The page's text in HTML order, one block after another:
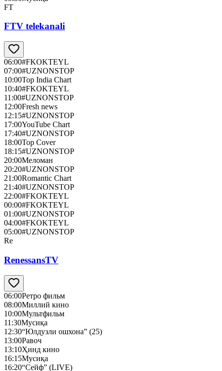
FT
FTV telekanali
06:00#FKOKTEYL
07:00#UZNONSTOP
10:00Top India Chart
10:40#FKOKTEYL
11:00#UZNONSTOP
12:00Fresh news
12:15#UZNONSTOP
17:00YouTube Chart
17:40#UZNONSTOP
18:00Top Cover
18:15#UZNONSTOP
20:00Меломан
20:20#UZNONSTOP
21:00Romantic Chart
21:40#UZNONSTOP
22:00#FKOKTEYL
00:00#FKOKTEYL
01:00#UZNONSTOP
04:00#FKOKTEYL
05:00#UZNONSTOP
Re
RenessansTV
06:00Ретро фильм
08:00Миллий кино
10:00Мультфильм
11:30Мусиқа
12:30“Юлдузли ошхона” (25)
13:00Равоч
13:10Ҳинд кино
16:15Мусиқа
16:20“Сейф” (LIVE)